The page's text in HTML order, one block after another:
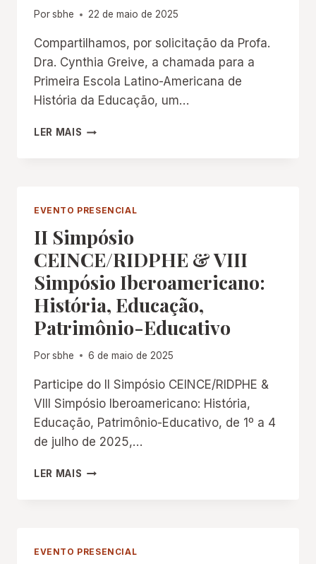
Porsbhe 22 de maio de 2025
Compartilhamos, por solicitação da Profa.
Dra. Cynthia Greive, a chamada para a
Primeira Escola Latino-Americana de
História da Educação, um…
LER MAIS PRIMEIRA
EDUCAÇÃO
EVENTO PRESENCIAL
II Simpósio
CEINCE/RIDPHE & VIII
Simpósio Iberoamericano:
História, Educação,
Patrimônio-Educativo
Porsbhe 6 de maio de 2025
Participe do II Simpósio CEINCE/RIDPHE &
VIII Simpósio Iberoamericano: História,
Educação, Patrimônio-Educativo, de 1º a 4
de julho de 2025,…
LER MAIS
EVENTO PRESENCIAL